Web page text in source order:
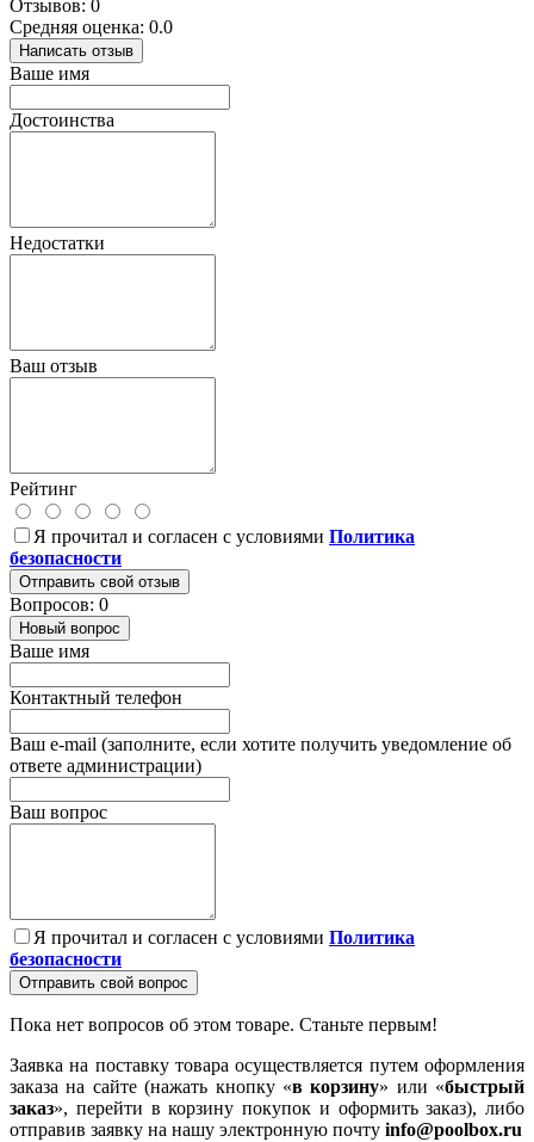
Отзывов: 0
Средняя оценка: 0.0
Написать отзыв
Ваше имя
Достоинства
Недостатки
Ваш отзыв
Рейтинг
Я прочитал и согласен с условиями Политика
безопасности
Отправить свой отзыв
Вопросов: 0
Новый вопрос
Ваше имя
Контактный телефон
Ваш e-mail (заполните, если хотите получить уведомление об
ответе администрации)
Ваш вопрос
Я прочитал и согласен с условиями Политика
безопасности
Отправить свой вопрос
Пока нет вопросов об этом товаре. Станьте первым!
Заявка на поставку товара осуществляется путем оформления
заказа на сайте (нажать кнопку «в корзину» или «быстрый
заказ», перейти в корзину покупок и оформить заказ), либо
отправив заявку на нашу электронную почту info@poolbox.ru